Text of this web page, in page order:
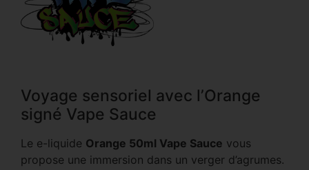
Voyage sensoriel avec l’Orange
signé Vape Sauce
Le e-liquide Orange 50ml Vape Sauce vous
propose une immersion dans un verger d’agrumes.